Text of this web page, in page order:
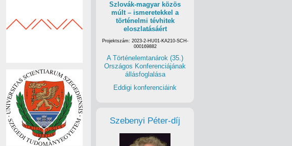
Szlovák-magyar közös
múlt – ismeretekkel a
történelmi tévhitek
eloszlatásáért
Projektszám: 2023-2-HU01-KA210-SCH-
000169882
A Történelemtanárok (35.)
Országos Konferenciájának
állásfoglalása
Eddigi konferenciáink
Szebenyi Péter-díj